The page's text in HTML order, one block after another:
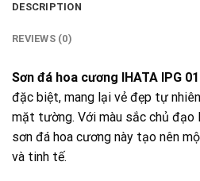
DESCRIPTION
REVIEWS (0)
Sơn đá hoa cương IHATA IPG
đặc biệt, mang lại vẻ đẹp tự
mặt tường. Với màu sắc chủ đạo
sơn đá hoa cương này tạo nên
và tinh tế.